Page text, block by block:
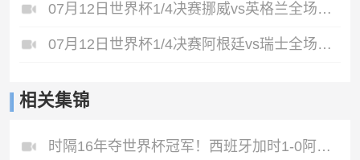
07月12日世界杯1/4决赛挪威vs英格兰全场录像
07月12日世界杯1/4决赛阿根廷vs瑞士全场录像
相关集锦
时隔16年夺世界杯冠军！西班牙加时1-0阿根廷费兰制胜恩佐染红